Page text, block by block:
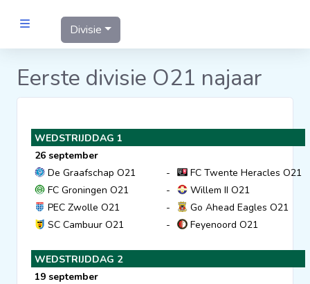
Clubs
Wedstrijden
Statistieken
Voetbalpiramide
Links
Divisie
Eerste divisie O21 najaar
WEDSTRIJDDAG 1
26 september
De Graafschap O21
-
FC Twente Heracles O21
FC Groningen O21
-
Willem II O21
PEC Zwolle O21
-
Go Ahead Eagles O21
SC Cambuur O21
- Feyenoord O21
WEDSTRIJDDAG 2
19 september